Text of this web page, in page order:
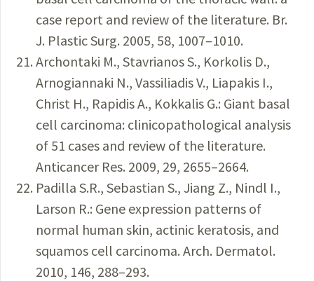
case report and review of the literature. Br.
J. Plastic Surg. 2005, 58, 1007–1010.
Archontaki M., Stavrianos S., Korkolis D.,
Arnogiannaki N., Vassiliadis V., Liapakis I.,
Christ H., Rapidis A., Kokkalis G.: Giant basal
cell carcinoma: clinicopathological analysis
of 51 cases and review of the literature.
Anticancer Res. 2009, 29, 2655–2664.
Padilla S.R., Sebastian S., Jiang Z., Nindl I.,
Larson R.: Gene expression patterns of
normal human skin, actinic keratosis, and
squamos cell carcinoma. Arch. Dermatol.
2010, 146, 288–293.